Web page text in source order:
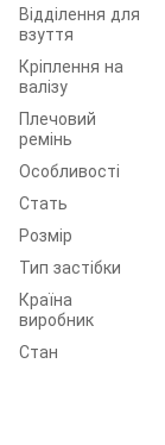
Відділення для
взуття
Кріплення на
валізу
Плечовий
ремінь
Особливості
Стать
Розмір
Тип застібки
Країна
виробник
Стан